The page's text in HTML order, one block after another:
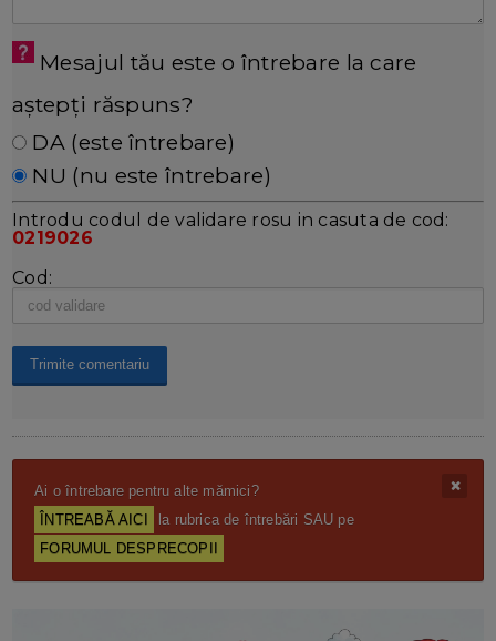
Mesajul tău este o întrebare la care
aștepți răspuns?
DA (este întrebare)
NU (nu este întrebare)
Introdu codul de validare rosu in casuta de cod:
0219026
Cod:
Ai o întrebare pentru alte mămici?
ÎNTREABĂ AICI
la rubrica de întrebări SAU pe
FORUMUL DESPRECOPII